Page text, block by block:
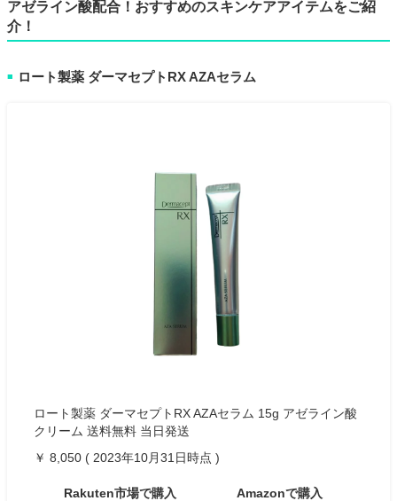
アゼライン酸配合！おすすめのスキンケアアイテムをご紹
介！
■ ロート製薬 ダーマセプトRX AZAセラム
ロート製薬 ダーマセプトRX AZAセラム 15g アゼライン酸
クリーム 送料無料 当日発送
￥ 8,050 ( 2023年10月31日時点 )
Rakuten市場で購入 Amazonで購入